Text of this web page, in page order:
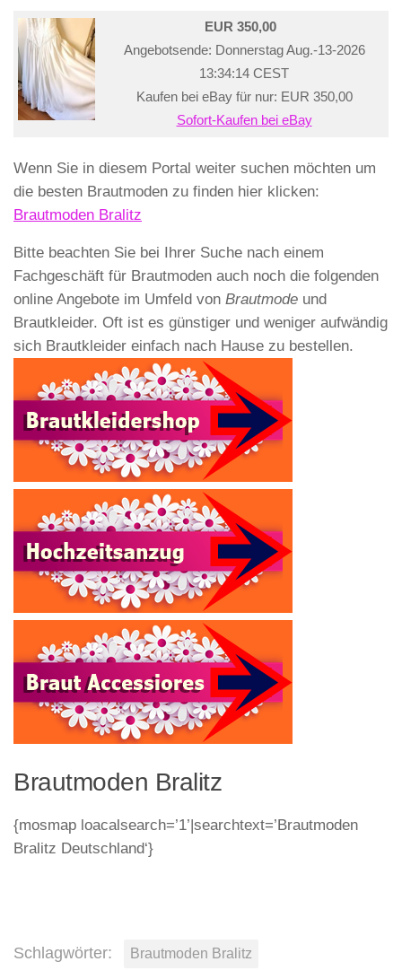
EUR 350,00
Angebotsende: Donnerstag Aug.-13-2026
13:34:14 CEST
Kaufen bei eBay für nur: EUR 350,00
Sofort-Kaufen bei eBay
Wenn Sie in diesem Portal weiter suchen möchten um
die besten Brautmoden zu finden hier klicken:
Brautmoden Bralitz
Bitte beachten Sie bei Ihrer Suche nach einem
Fachgeschäft für Brautmoden auch noch die folgenden
online Angebote im Umfeld von Brautmode und
Brautkleider. Oft ist es günstiger und weniger aufwändig
sich Brautkleider einfach nach Hause zu bestellen.
Brautmoden Bralitz
{mosmap loacalsearch=’1’|searchtext=’Brautmoden
Bralitz Deutschland‘}
Schlagwörter: Brautmoden Bralitz